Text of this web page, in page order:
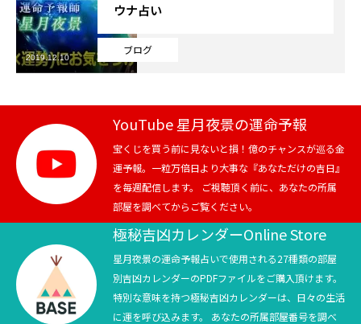
お知らせ
芸能界
テニス
スポーツ
競馬
テニス四大大会・五輪
テニス四大大会・五輪
ブログ
ウナ占い
2019.12.10
YouTube 星月夜景の運命予報
宝くじを買う前に見ないと損！億のチャンスが巡る金
運予報。一粒万倍日より大事な『あなただけの吉日』
を毎週配信します。 ご視聴頂く前に、あなたの所属
部屋を調べてからご覧ください。
極秘吉凶カレンダーOnline Store
星月夜景の運命予報占いで使用される27種類の部屋
別吉凶カレンダーのPDFファイルをご購入頂けます。
特別な意味を持つ極秘吉凶カレンダーは、日々の生活
に運を呼び込みます。 あなたの所属部屋番号を調べ